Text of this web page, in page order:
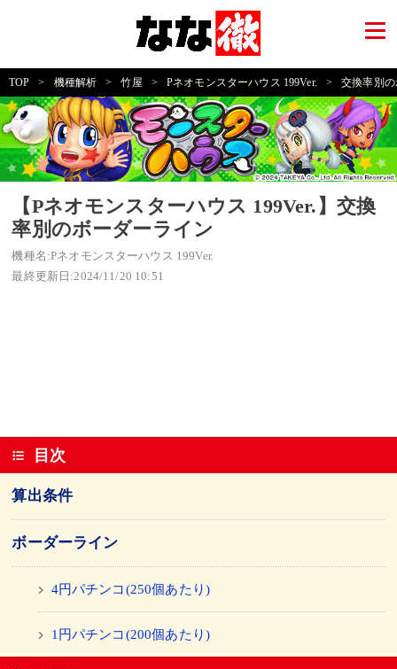
TOP > 機種解析 > 竹屋 > Pネオモンスターハウス 199Ver. > 交換率別
【Pネオモンスターハウス 199Ver.】交換
率別のボーダーライン
機種名:Pネオモンスターハウス 199Ver.
最終更新日:2024/11/20 10:51
目次
算出条件
ボーダーライン
4円パチンコ(250個あたり)
1円パチンコ(200個あたり)